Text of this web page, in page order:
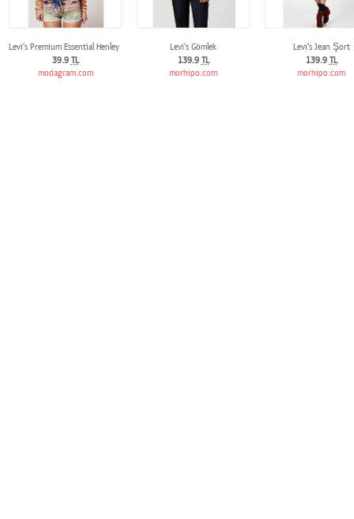
Levi‘s Premium Essential Henley Tişört
39.9 TL
modagram.com
Levi‘s Gömlek
139.9 TL
morhipo.com
Levi‘s Jean Şort
139.9 TL
morhipo.com